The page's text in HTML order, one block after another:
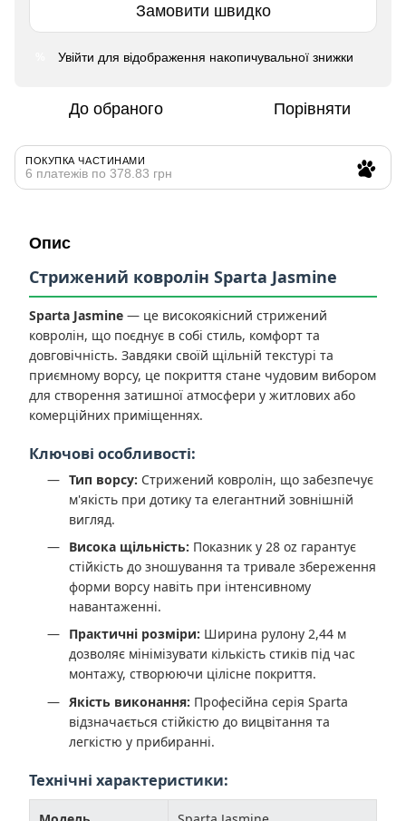
Замовити швидко
Увійти для відображення накопичувальної знижки
До обраного Порівняти
ПОКУПКА ЧАСТИНАМИ
6 платежів по 378.83 грн
Опис
Стрижений ковролін Sparta Jasmine
Sparta Jasmine — це високоякісний стрижений
ковролін, що поєднує в собі стиль, комфорт та
довговічність. Завдяки своїй щільній текстурі та
приємному ворсу, це покриття стане чудовим вибором
для створення затишної атмосфери у житлових або
комерційних приміщеннях.
Ключові особливості:
Тип ворсу: Стрижений ковролін, що забезпечує
м'якість при дотику та елегантний зовнішній
вигляд.
Висока щільність: Показник у 28 oz гарантує
стійкість до зношування та тривале збереження
форми ворсу навіть при інтенсивному
навантаженні.
Практичні розміри: Ширина рулону 2,44 м
дозволяє мінімізувати кількість стиків під час
монтажу, створюючи цілісне покриття.
Якість виконання: Професійна серія Sparta
відзначається стійкістю до вицвітання та
легкістю у прибиранні.
Технічні характеристики: